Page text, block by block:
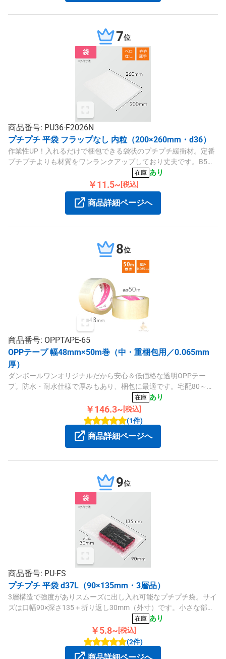
7位
商品番号: PU36-F2026N
プチプチ 平袋 フラップなし 内粒（200×260mm・d36）
作業性UP！入れるだけで梱包できる袋状のプチプチ緩衝材。定番
プチプチよりも材質をワンランクアップしており丈夫です。B5サ
在庫 あり
￥11.5~ [税込]
商品詳細ページへ
8位
商品番号: OPPTAPE-65
OPPテープ 幅48mm×50m巻（中・重梱包用／0.065mm
厚）
ダンボールワンオリジナルだから安心＆低価格な透明OPPテー
プ。防水・耐水仕様で厚みもあり、梱包に最適です。宅配80～
在庫 あり
￥146.3~ [税込]
(1件)
商品詳細ページへ
9位
商品番号: PU-FS
プチプチ 平袋 d37L（90×135mm・3層品）
3層構造で強度がありスムーズに出し入れ可能なプチプチ袋。サイ
ズは口幅90×深さ135＋折り返し30mm（外寸）です。小さな部品
在庫 あり
￥5.8~ [税込]
(2件)